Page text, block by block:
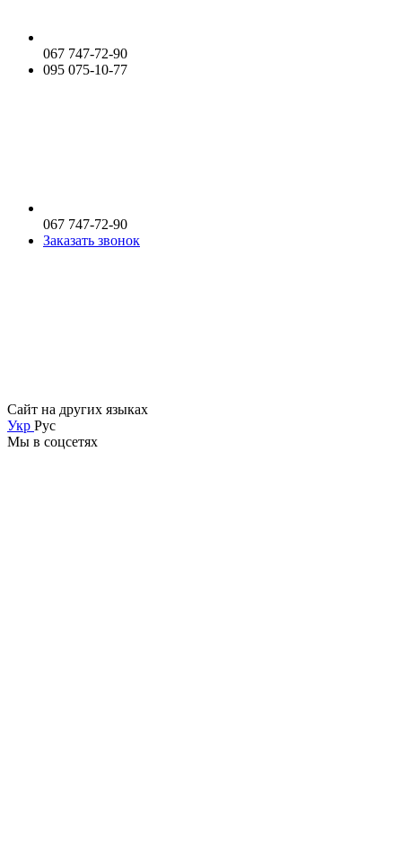
067 747-72-90
095 075-10-77
067 747-72-90
Заказать звонок
Сайт на других языках
Укр Рус
Мы в соцсетях